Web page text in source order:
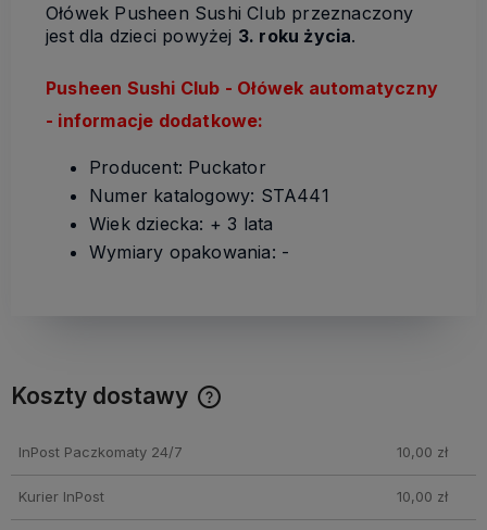
Ołówek Pusheen Sushi Club przeznaczony
jest dla dzieci powyżej 3. roku życia.
Pusheen Sushi Club - Ołówek automatyczny
- informacje dodatkowe:
Producent: Puckator
Numer katalogowy: STA441
Wiek dziecka: + 3 lata
Wymiary opakowania: -
Koszty dostawy
InPost Paczkomaty 24/7 10,00 zł
Kurier InPost 10,00 zł